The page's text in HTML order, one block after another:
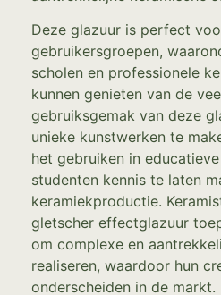
Deze glazuur is perfect
gebruikersgroepen,
scholen en professionele
kunnen genieten van de
gebruiksgemak van deze
unieke kunstwerken te
het gebruiken in
studenten kennis te laten
keramiekproductie.
gletscher effectglazuur
om complexe en
realiseren, waardoor hun
onderscheiden in de markt.